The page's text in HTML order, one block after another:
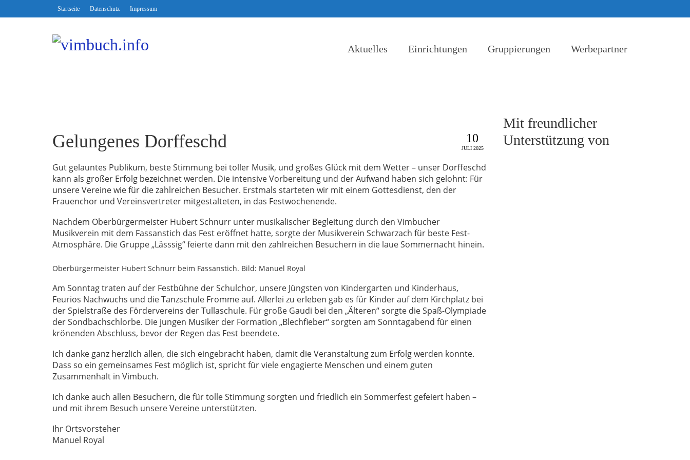
Startseite Datenschutz Impressum
Aktuelles Einrichtungen Gruppierungen Werbepartner
10
JULI 2025
Gelungenes Dorffeschd
Gut gelauntes Publikum, beste Stimmung bei toller Musik, und großes Glück mit dem Wetter – unser Dorffeschd
kann als großer Erfolg bezeichnet werden. Die intensive Vorbereitung und der Aufwand haben sich gelohnt: Für
unsere Vereine wie für die zahlreichen Besucher. Erstmals starteten wir mit einem Gottesdienst, den der
Frauenchor und Vereinsvertreter mitgestalteten, in das Festwochenende.
Nachdem Oberbürgermeister Hubert Schnurr unter musikalischer Begleitung durch den Vimbucher
Musikverein mit dem Fassanstich das Fest eröffnet hatte, sorgte der Musikverein Schwarzach für beste Fest-
Atmosphäre. Die Gruppe „Lässsig“ feierte dann mit den zahlreichen Besuchern in die laue Sommernacht hinein.
Oberbürgermeister Hubert Schnurr beim Fassanstich. Bild: Manuel Royal
Am Sonntag traten auf der Festbühne der Schulchor, unsere Jüngsten von Kindergarten und Kinderhaus,
Feurios Nachwuchs und die Tanzschule Fromme auf. Allerlei zu erleben gab es für Kinder auf dem Kirchplatz bei
der Spielstraße des Fördervereins der Tullaschule. Für große Gaudi bei den „Älteren“ sorgte die Spaß-Olympiade
der Sondbachschlorbe. Die jungen Musiker der Formation „Blechfieber“ sorgten am Sonntagabend für einen
krönenden Abschluss, bevor der Regen das Fest beendete.
Ich danke ganz herzlich allen, die sich eingebracht haben, damit die Veranstaltung zum Erfolg werden konnte.
Dass so ein gemeinsames Fest möglich ist, spricht für viele engagierte Menschen und einem guten
Zusammenhalt in Vimbuch.
Ich danke auch allen Besuchern, die für tolle Stimmung sorgten und friedlich ein Sommerfest gefeiert haben –
und mit ihrem Besuch unsere Vereine unterstützten.
Ihr Ortsvorsteher
Manuel Royal
Mit freundlicher
Unterstützung von